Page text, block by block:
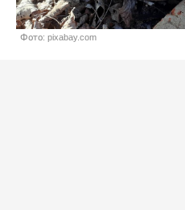
Фото: pixabay.com